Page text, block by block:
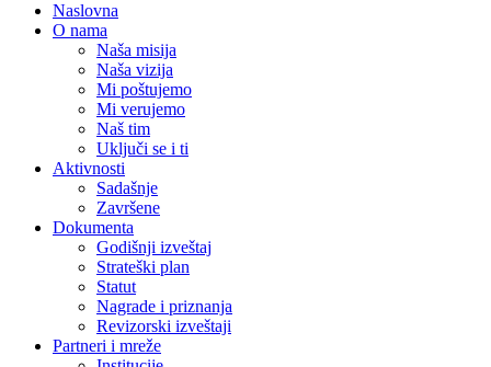
Naslovna
O nama
Naša misija
Naša vizija
Mi poštujemo
Mi verujemo
Naš tim
Uključi se i ti
Aktivnosti
Sadašnje
Završene
Dokumenta
Godišnji izveštaj
Strateški plan
Statut
Nagrade i priznanja
Revizorski izveštaji
Partneri i mreže